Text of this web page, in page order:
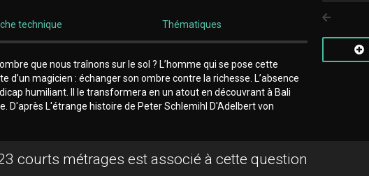
technique Thématiques
que nous traînons sur le sol ? L’homme qui se pose cette
d’un magicien : échanger son ombre contre la richesse. L’absence
humiliant. Il le transformera en un atout en découvrant à Bali
D'après L'étrange histoire de Peter Schlemihl D'Adelbert von
courts métrages est associé à cette question